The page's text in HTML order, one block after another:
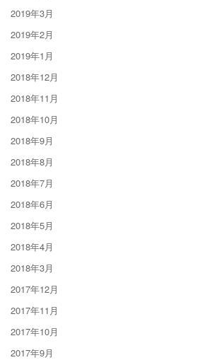
2019年3月
2019年2月
2019年1月
2018年12月
2018年11月
2018年10月
2018年9月
2018年8月
2018年7月
2018年6月
2018年5月
2018年4月
2018年3月
2017年12月
2017年11月
2017年10月
2017年9月